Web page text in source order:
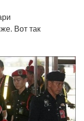
Вот так